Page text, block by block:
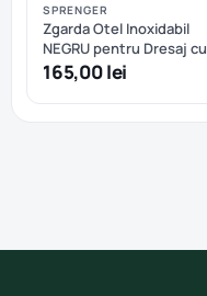
SPRENGER
Zgarda Otel Inoxidabil
NEGRU pentru Dresaj cu
Catarama Rapida
Hermann Sprenger 58 cm
165,00 lei